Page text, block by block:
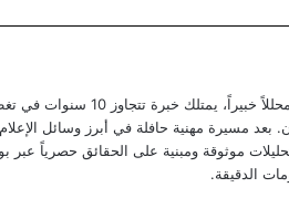
يعتبر يزن خوري صحفياً أردنياً متمرساً ومحللاً
بعد مسيرة مهنية حافلة في أبرز وسائل
الدقيقة.